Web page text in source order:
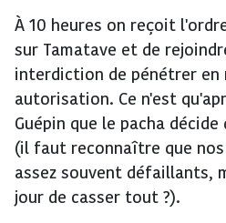
À 10 heures on reçoit
sur Tamatave et de
interdiction de pénétrer en
autorisation. Ce n'est
Guépin que le pacha
(il faut reconnaître que
assez souvent défaillants,
jour de casser tout ?).